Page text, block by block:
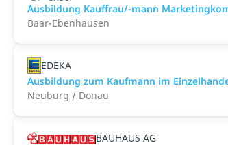
Ausbildung Kauffrau/-mann
Baar-Ebenhausen
EDEKA
Ausbildung zum Kaufmann im
Neuburg / Donau
BAUHAUS AG